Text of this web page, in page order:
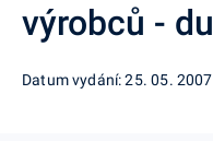
výrobců -
Datum vydání: 25. 05. 2007